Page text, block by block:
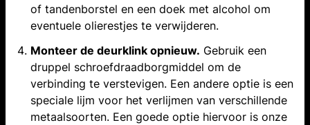
of tandenborstel en een doek met alcohol om
eventuele olierestjes te verwijderen.
Monteer de deurklink opnieuw. Gebruik een
druppel schroefdraadborgmiddel om de
verbinding te verstevigen. Een andere optie is een
speciale lijm voor het verlijmen van verschillende
metaalsoorten. Een goede optie hiervoor is onze